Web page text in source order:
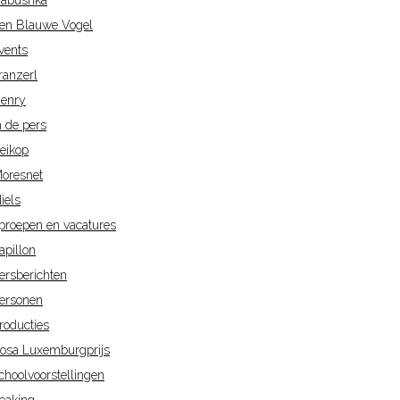
Blauwe Vogel
de pers
en vacatures
Luxemburgprijs